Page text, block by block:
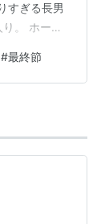
すぎる長男
。 ホーム1
って、あ
！！ 味スタ
！！って
友と）一緒
#最終節